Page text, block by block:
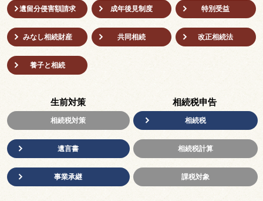
遺留分侵害額請求 成年後⾒制度 特別受益
みなし相続財産 共同相続 改正相続法
養子と相続
生前対策
相続税対策
遺言書
事業承継
相続税申告
相続税
相続税計算
課税対象